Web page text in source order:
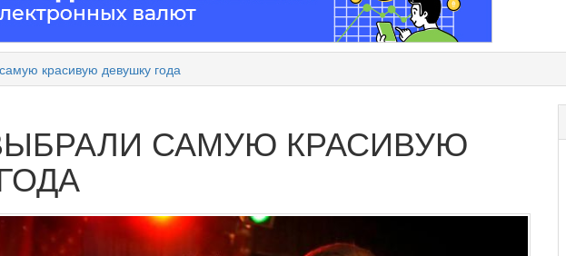
красивую девушку года
САМУЮ КРАСИВУЮ